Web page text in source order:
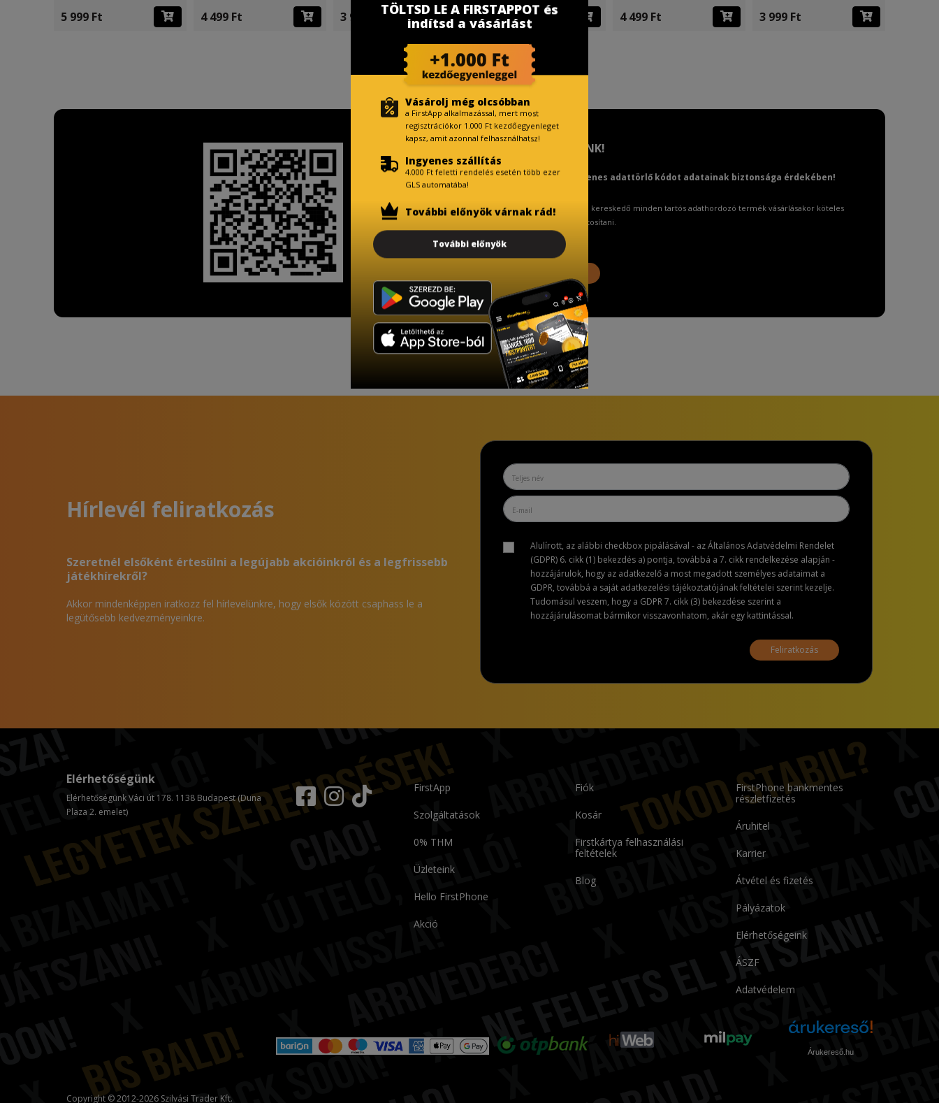
4 499 Ft 3 999 Ft
TISZTELT VÁSÁRLÓNK!
Fizetésnél kérje az ingyenes adattörlő kódot adatainak biztonsága érdekében!
A Kormány döntése alapján a kereskedő minden tartós adathordozó termék vásárlásakor köteles
ingyenes adattörlő kódot biztosítani.
Hírlevél feliratkozás
Szeretnél elsőként értesülni a legújabb akcióinkról és a legfrissebb
játékhírekről?
Akkor mindenképpen iratkozz fel hírlevelünkre, hogy elsők között csaphass le a
legütősebb kedvezményeinkre.
Alulírott, az alábbi checkbox pipálásával - az Általános Adatvédelmi Rendelet
(GDPR) 6. cikk (1) bekezdés a) pontja, továbbá a 7. cikk rendelkezése alapján -
hozzájárulok, hogy az adatkezelő a most megadott személyes adataimat a
GDPR, továbbá a saját adatkezelési tájékoztatójának feltételei szerint kezelje.
Tudomásul veszem, hogy a GDPR 7. cikk (3) bekezdése szerint a
hozzájárulásomat bármikor visszavonhatom, akár egy kattintással.
Feliratkozás
FirstApp
Szolgáltatások
0% THM
Üzleteink
Hello FirstPhone
Akció
Fiók
Kosár
Firstkártya felhasználási
feltételek
Blog
FirstPhone bankmentes
részletfizetés
Áruhitel
Karrier
Átvétel és fizetés
Pályázatok
Elérhetőségeink
ÁSZF
Adatvédelem
Elérhetőségünk
Elérhetőségünk Váci út 178. 1138 Budapest (Duna
Plaza 2. emelet)
Árukereső.hu
Copyright © 2012-2026 Szilvási Trader Kft.
TÖLTSD LE A FIRSTAPPOT és
indítsd a vásárlást
Vásárolj még olcsóbban
a FirstApp alkalmazással, mert most
regisztrációkor 1.000 Ft kezdőegyenleget
kapsz, amit azonnal felhasználhatsz!
Ingyenes szállítás
4.000 Ft feletti rendelés esetén több ezer
GLS automatába!
További előnyök várnak rád!
További előnyök